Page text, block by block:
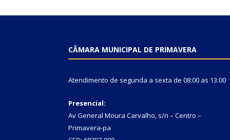
CÂMARA MUNICIPAL DE PRIMAVERA
Atendimento de segunda a sexta de 08:00 as 13:00
Presencial:
Av General Moura Carvalho, s/n – Centro –
Primavera-pa